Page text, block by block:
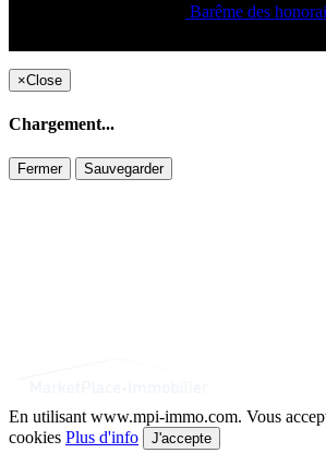
Barême des
×Close
Chargement...
Fermer Sauvegarder
En utilisant www.mpi-immo.com. Vous
cookies Plus d'info J'accepte